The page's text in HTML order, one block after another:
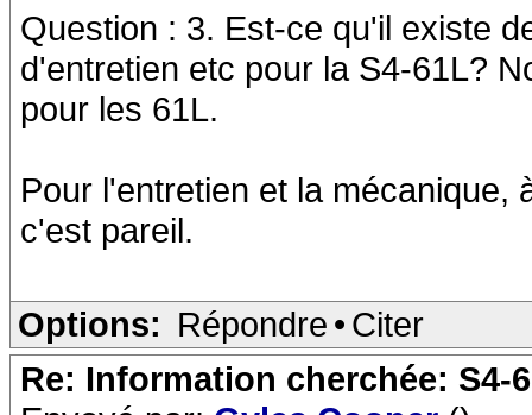
Question : 3. Est-ce qu'il existe
d'entretien etc pour la S4-61L?
pour les 61L.
Pour l'entretien et la mécanique,
c'est pareil.
Options: Répondre • Citer
Re: Information cherchée: S4-